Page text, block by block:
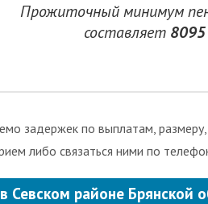
Прожиточный минимум
составляет 8095
задержек по выплатам,
либо связаться ними по
Севском районе Брянской